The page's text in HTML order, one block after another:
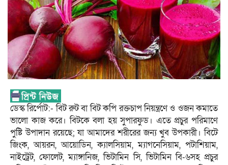
ডেস্ক রির্পোট:- বিট রুট বা বিট কপি রক্তচাপ নিয়ন্ত্রণে ও ওজন কমাতে
ভালো কাজ করে। বিটকে বলা হয় সুপারফুড। এতে প্রচুর পরিমাণে
পুষ্টি উপাদান রয়েছে; যা আমাদের শরীরের জন্য খুব উপকারী। বিটে
জিংক, আয়রন, আয়োডিন, ক্যালসিয়াম, ম্যাগনেসিয়াম, পটাশিয়াম,
নাইট্রেট, ফোলেট, ম্যাঙ্গানিজ, ভিটামিন সি, ভিটামিন বি-৬সহ প্রচুর